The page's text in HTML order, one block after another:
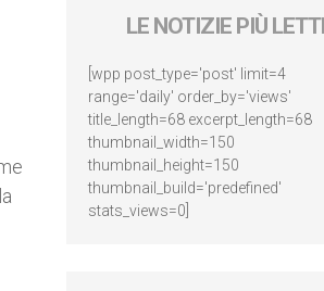
LE NOTIZIE PIÙ
[wpp post_type='post' limit=4
range='daily' order_by='views'
title_length=68 excerpt_length=68
thumbnail_width=150
thumbnail_height=150
thumbnail_build='predefined'
stats_views=0]